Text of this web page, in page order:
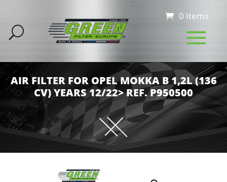
0 Items
AIR FILTER FOR OPEL MOKKA B 1,2L (136
CV) YEARS 12/22> REF. P950500